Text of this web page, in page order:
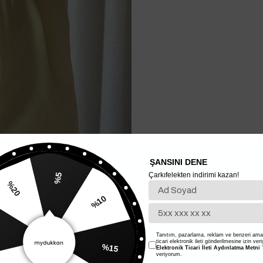
%5
%10
%15
%20
ŞANSINI DENE
Çarkıfelekten indirimi kazan!
Tanıtım, pazarlama, reklam ve benzeri
ticari elektronik ileti gönderilmesine izin
Elektronik Ticari İleti Aydınlatma Metni
veriyorum.